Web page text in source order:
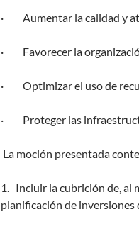
· Aumentar la calidad y
· Favorecer la
· Optimizar el uso de
· Proteger las
La moción presentada
1. Incluir la cubrición de, al
planificación de